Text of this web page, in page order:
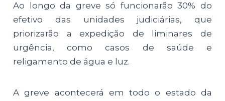
Ao longo da greve só funcionarão 30% do
efetivo das unidades judiciárias, que
priorizarão a expedição de liminares de
urgência, como casos de saúde e
religamento de água e luz.
A greve acontecerá em todo o estado da